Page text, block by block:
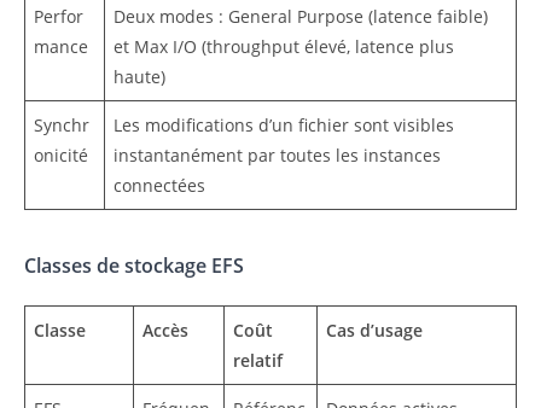
Perfor
mance
Deux modes : General Purpose (latence faible)
et Max I/O (throughput élevé, latence plus
haute)
Synchr
onicité
Les modifications d’un fichier sont visibles
instantanément par toutes les instances
connectées
Classes de stockage EFS
Classe Accès
Coût
relatif
Cas d’usage